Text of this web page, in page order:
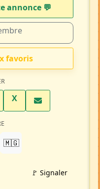
annonce 💬​
favoris
XTwitter X
🇲🇬
🚩 Signaler